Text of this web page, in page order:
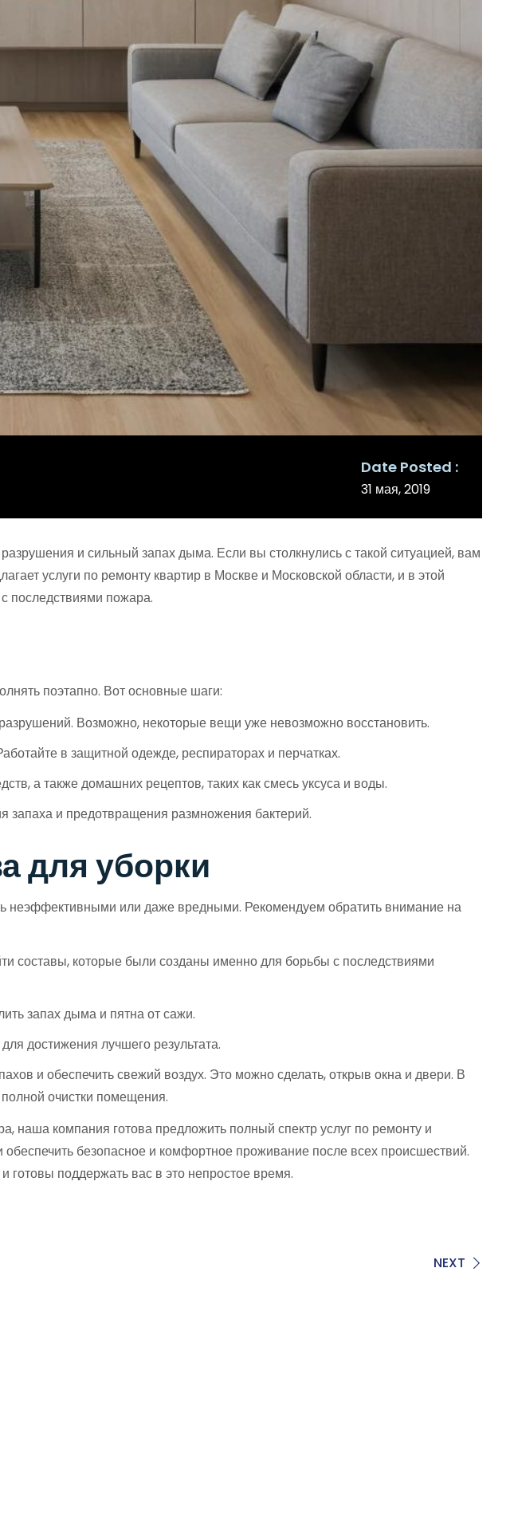
Date Posted
31 мая, 2019
и сильный запах дыма. Если вы столкнулись с такой ситуацией, вам
услуги по ремонту квартир в Москве и Московской области, и в этой
последствиями пожара.
поэтапно. Вот основные шаги:
Возможно, некоторые вещи уже невозможно восстановить.
в защитной одежде, респираторах и перчатках.
а также домашних рецептов, таких как смесь уксуса и воды.
запаха и предотвращения размножения бактерий.
для уборки
неэффективными или даже вредными. Рекомендуем обратить внимание на
составы, которые были созданы именно для борьбы с последствиями
запах дыма и пятна от сажи.
достижения лучшего результата.
и обеспечить свежий воздух. Это можно сделать, открыв окна и двери. В
очистки помещения.
наша компания готова предложить полный спектр услуг по ремонту и
безопасное и комфортное проживание после всех происшествий.
готовы поддержать вас в это непростое время.
NEXT